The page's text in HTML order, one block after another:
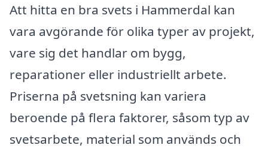
Att hitta en bra svets i Hammerdal kan
vara avgörande för olika typer av projekt,
vare sig det handlar om bygg,
reparationer eller industriellt arbete.
Priserna på svetsning kan variera
beroende på flera faktorer, såsom typ av
svetsarbete, material som används och